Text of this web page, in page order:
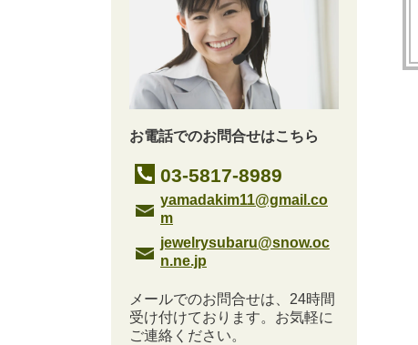
お電話でのお問合せはこちら
03-5817-8989
yamadakim11@gmail.co
m
jewelrysubaru@snow.oc
n.ne.jp
メールでのお問合せは、24時間
受け付けております。お気軽に
ご連絡ください。